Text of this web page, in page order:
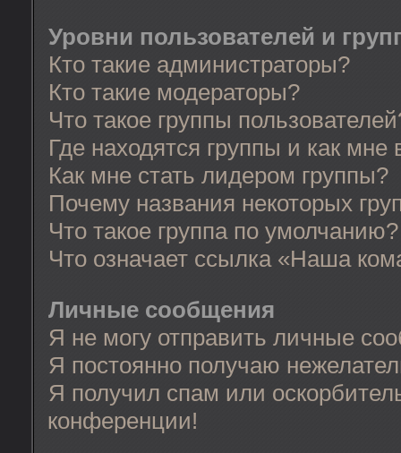
Уровни пользователей и
Кто такие администраторы?
Кто такие модераторы?
Что такое группы
Где находятся группы и как мне
Как мне стать лидером группы?
Почему названия некоторых
Что такое группа по умолчанию?
Что означает ссылка «Наша
Личные сообщения
Я не могу отправить личные
Я постоянно получаю
Я получил спам или
конференции!